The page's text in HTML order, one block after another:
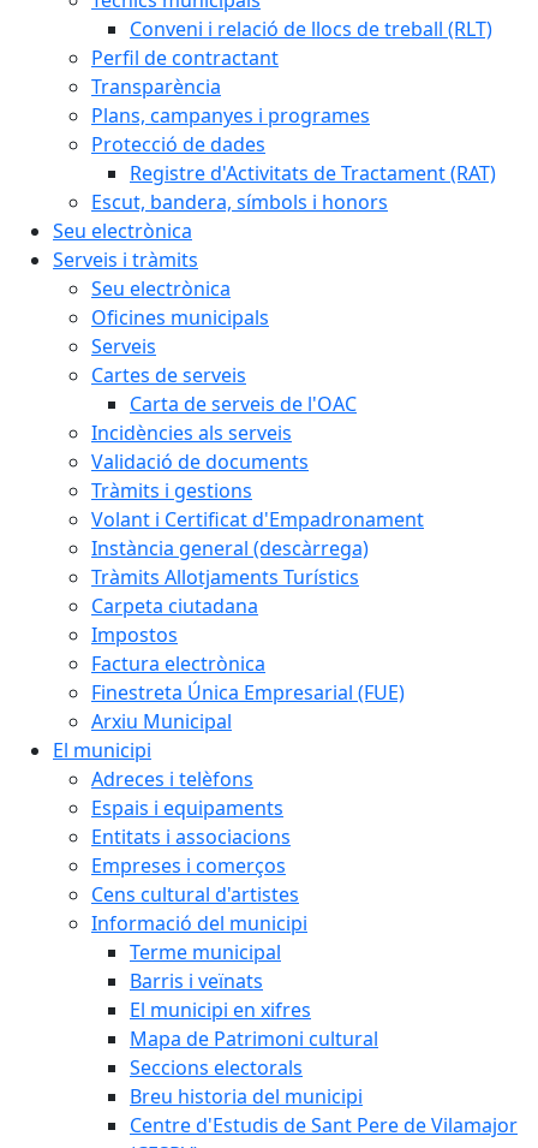
Conveni i relació de llocs de treball (RLT)
Perfil de contractant
Transparència
Plans, campanyes i programes
Protecció de dades
Registre d'Activitats de Tractament (RAT)
Escut, bandera, símbols i honors
Seu electrònica
Serveis i tràmits
Seu electrònica
Oficines municipals
Serveis
Cartes de serveis
Carta de serveis de l'OAC
Incidències als serveis
Validació de documents
Tràmits i gestions
Volant i Certificat d'Empadronament
Instància general (descàrrega)
Tràmits Allotjaments Turístics
Carpeta ciutadana
Impostos
Factura electrònica
Finestreta Única Empresarial (FUE)
Arxiu Municipal
El municipi
Adreces i telèfons
Espais i equipaments
Entitats i associacions
Empreses i comerços
Cens cultural d'artistes
Informació del municipi
Terme municipal
Barris i veïnats
El municipi en xifres
Mapa de Patrimoni cultural
Seccions electorals
Breu historia del municipi
Centre d'Estudis de Sant Pere de Vilamajor